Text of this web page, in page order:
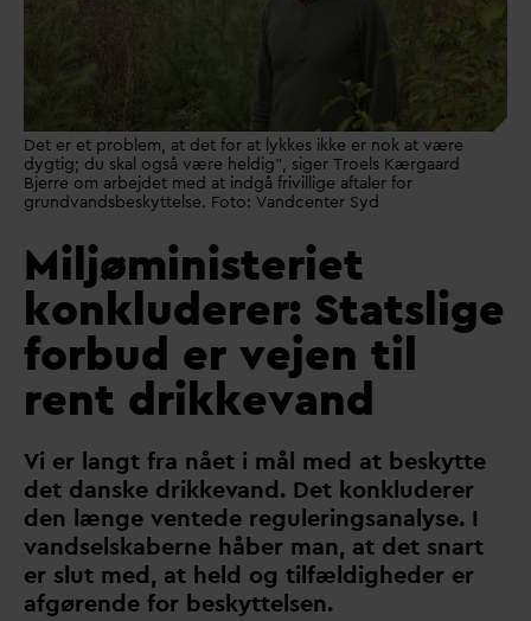
Det er et problem, at det for at lykkes ikke er nok at være
dygtig; du skal også være heldig", siger Troels Kærgaard
Bjerre om arbejdet med at indgå frivillige aftaler for
grundvandsbeskyttelse. Foto: Vandcenter Syd
Miljøministeriet
konkluderer: Statslige
forbud er vejen til
rent drikkevand
Vi er langt fra nået i mål med at beskytte
det danske drikkevand. Det konkluderer
den længe ventede reguleringsanalyse. I
vandselskaberne håber man, at det snart
er slut med, at held og tilfældigheder er
afgørende for beskyttelsen.